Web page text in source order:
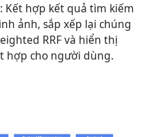
: Kết hợp kết quả tìm kiếm
ảnh, sắp xếp lại chúng
RRF và hiển thị
hợp cho người dùng.